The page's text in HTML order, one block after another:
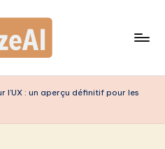
l’UX : un aperçu définitif pour les